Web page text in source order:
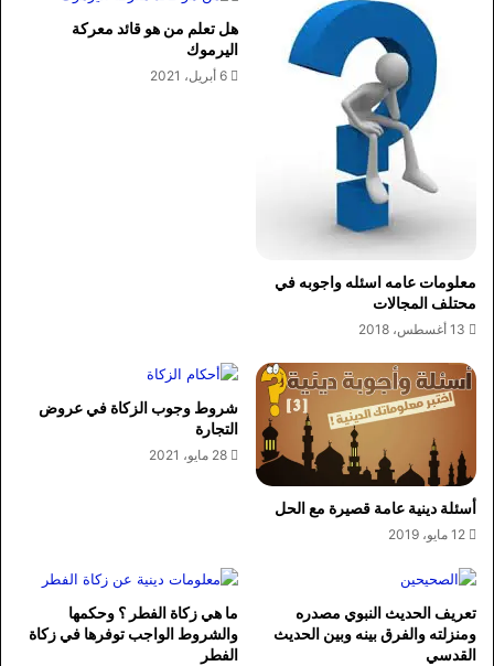
معلومات عامه اسئله واجوبه في
محتلف المجالات
13 أغسطس، 2018
هل تعلم من هو قائد معركة
اليرموك
6 أبريل، 2021
أسئلة دينية عامة قصيرة مع الحل
12 مايو، 2019
شروط وجوب الزكاة في عروض
التجارة
28 مايو، 2021
تعريف الحديث النبوي مصدره
ومنزلته والفرق بينه وبين الحديث
القدسي
ما هي زكاة الفطر ؟ وحكمها
والشروط الواجب توفرها في زكاة
الفطر